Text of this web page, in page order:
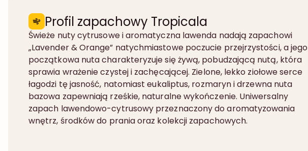
Profil zapachowy Tropicala
Świeże nuty cytrusowe i aromatyczna lawenda nadają zapachowi
„Lavender & Orange” natychmiastowe poczucie przejrzystości, a jego
początkowa nuta charakteryzuje się żywą, pobudzającą nutą, która
sprawia wrażenie czystej i zachęcającej. Zielone, lekko ziołowe serce
łagodzi tę jasność, natomiast eukaliptus, rozmaryn i drzewna nuta
bazowa zapewniają rześkie, naturalne wykończenie. Uniwersalny
zapach lawendowo-cytrusowy przeznaczony do aromatyzowania
wnętrz, środków do prania oraz kolekcji zapachowych.